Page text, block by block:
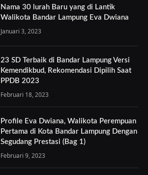
Nama 30 lurah Baru yang di Lantik
Walikota Bandar Lampung Eva Dwiana
Januari 3, 2023
23 SD Terbaik di Bandar Lampung Versi
Kemendikbud, Rekomendasi Dipilih Saat
PPDB 2023
Februari 18, 2023
Profile Eva Dwiana, Walikota Perempuan
Pertama di Kota Bandar Lampung Dengan
Segudang Prestasi (Bag 1)
Februari 9, 2023